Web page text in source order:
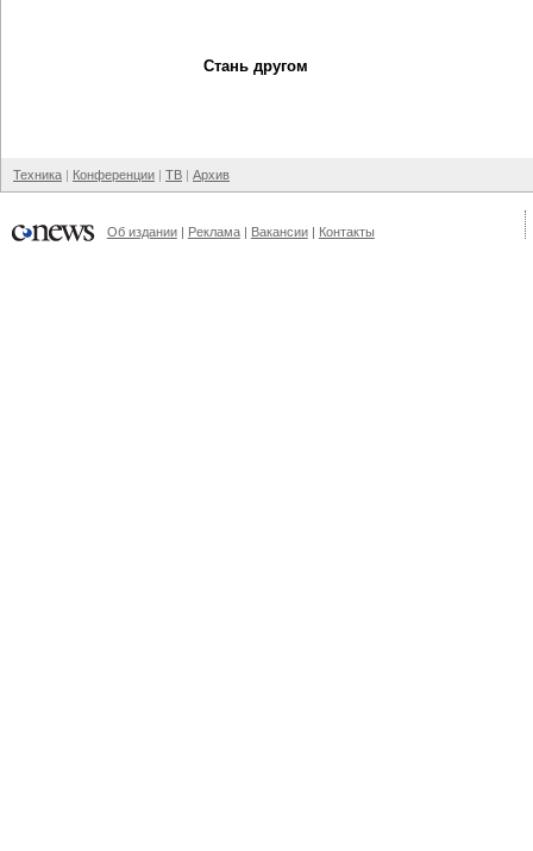
Стань другом
Техника Конференции ТВ Архив
Об издании Реклама Вакансии Контакты